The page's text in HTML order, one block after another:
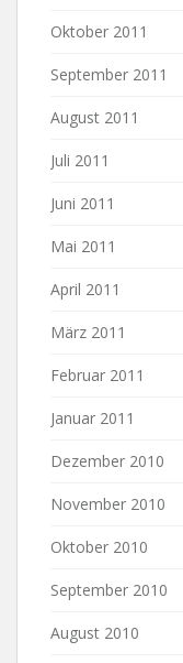
Oktober 2011
September 2011
August 2011
Juli 2011
Juni 2011
Mai 2011
April 2011
März 2011
Februar 2011
Januar 2011
Dezember 2010
November 2010
Oktober 2010
September 2010
August 2010